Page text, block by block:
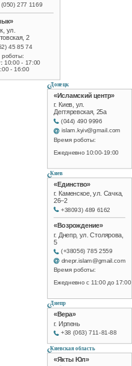
(050) 277 1169
ул.
2
45 85 74
10:00 - 17:00
- 16:00
Донецк
«Исламский центр»
г. Киев, ул.
Дегтяревская, 25а
(044) 490 9996
islam.kyiv@gmail.com
Время роботы:
Ежедневно 10:00-19:00
Киев
«Единство»
г. Каменское, ул. Сачка,
26–2
+38093) 489 6162
«Возрождение»
г. Днепр, ул. Столярова,
5
(+38056) 785 2559
dnepr.islam@gmail.com
Время роботы:
Ежедневно с 11:00 до 17:00
Днепр
«Вера»
г. Ирпень
+38 (063) 711-81-88
Киевская область
«Якты Юл»